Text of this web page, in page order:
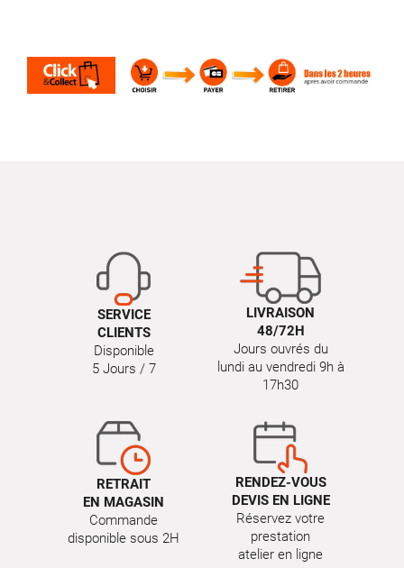
SERVICE
CLIENTS
Disponible
5 Jours / 7
LIVRAISON
48/72H
Jours ouvrés du
lundi au vendredi 9h à
17h30
RETRAIT
EN MAGASIN
Commande
disponible sous 2H
RENDEZ-VOUS
DEVIS EN LIGNE
Réservez votre
prestation
atelier en ligne